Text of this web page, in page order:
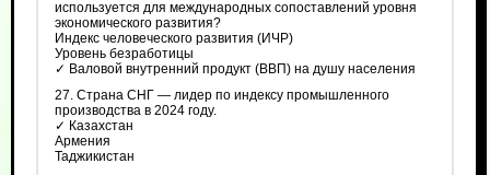
используется для международных сопоставлений уровня
экономического развития?
Индекс человеческого развития (ИЧР)
Уровень безработицы
✓ Валовой внутренний продукт (ВВП) на душу населения
27. Страна СНГ — лидер по индексу промышленного
производства в 2024 году.
✓ Казахстан
Армения
Таджикистан